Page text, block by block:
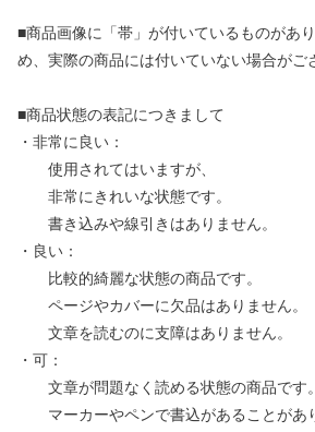
■商品画像に「帯」が付いているものがあ
め、実際の商品には付いていない場合がご
■商品状態の表記につきまして
・非常に良い：
使用されてはいますが、
非常にきれいな状態です。
書き込みや線引きはありません。
・良い：
比較的綺麗な状態の商品です。
ページやカバーに欠品はありません。
文章を読むのに支障はありません。
・可：
文章が問題なく読める状態の商品です。
マーカーやペンで書込があることがあ